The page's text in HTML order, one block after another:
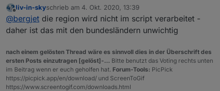
meinden_aktuell.json
Leider, es handelt sich hier um eine andere
Datenquelle. Diese Quelle beinhaltet die Regionalen
Gemeinden.
Es gibt hier keinen Suchwert Bezirk und keinen
Ich möchte die Werte
Stand
Region
GKZ
Offline
liv-in-skyschrieb am 4. Okt. 2020, 13:39
zuletzt editiert von
@bergjet die region wird nicht im script verarbeitet -
daher ist das mit den bundesländern unwichtig
nach einem gelösten Thread wäre es sinnvoll dies in der Überschrift des
ersten Posts einzutragen [gelöst]-... Bitte benutzt das Voting rechts unten
im Beitrag wenn er euch geholfen hat. Forum-Tools: PicPick
https://picpick.app/en/download/ und ScreenToGif
https://www.screentogif.com/downloads.html